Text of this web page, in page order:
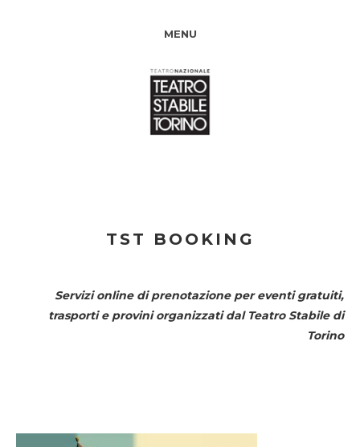
MENU
TST BOOKING
Servizi online di prenotazione per eventi gratuiti,
trasporti e provini organizzati dal Teatro Stabile di
Torino